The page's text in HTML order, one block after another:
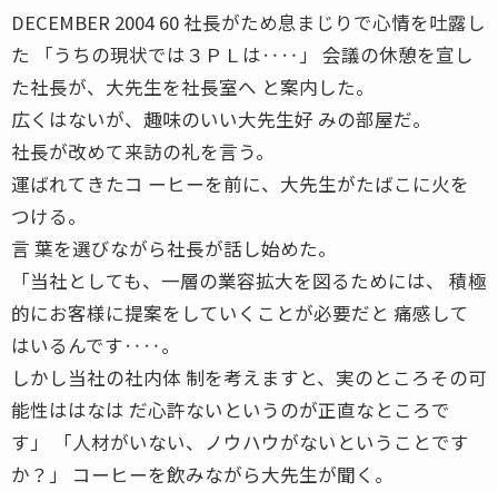
DECEMBER 2004 60 社長がため息まじりで心情を吐露し
た 「うちの現状では３ＰＬは‥‥」 会議の休憩を宣し
た社長が、大先生を社長室へ と案内した。
広くはないが、趣味のいい大先生好 みの部屋だ。
社長が改めて来訪の礼を言う。
運ばれてきたコ ーヒーを前に、大先生がたばこに火を
つける。
言 葉を選びながら社長が話し始めた。
「当社としても、一層の業容拡大を図るためには、 積極
的にお客様に提案をしていくことが必要だと 痛感して
はいるんです‥‥。
しかし当社の社内体 制を考えますと、実のところその可
能性ははなは だ心許ないというのが正直なところで
す」 「人材がいない、ノウハウがないということです
か？」 コーヒーを飲みながら大先生が聞く。